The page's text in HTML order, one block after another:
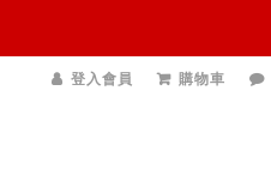
登入會員 購物車